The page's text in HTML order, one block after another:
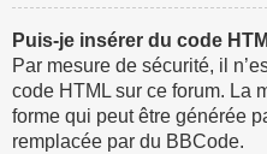
Puis-je insérer du code
Par mesure de sécurité, il
code HTML sur ce forum. La
forme qui peut être générée
remplacée par du BBCode.